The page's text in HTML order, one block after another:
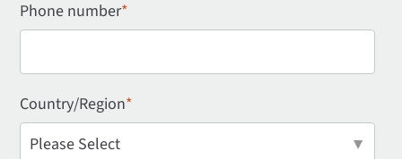
Phone number*
Country/Region*